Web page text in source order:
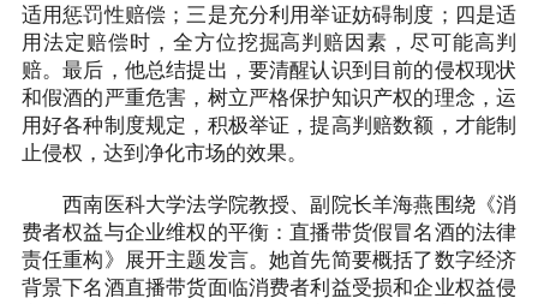
适用惩罚性赔偿；三是充分利用举证妨碍制度；四是适
用法定赔偿时，全方位挖掘高判赔因素，尽可能高判
赔。最后，他总结提出，要清醒认识到目前的侵权现状
和假酒的严重危害，树立严格保护知识产权的理念，运
用好各种制度规定，积极举证，提高判赔数额，才能制
止侵权，达到净化市场的效果。
西南医科大学法学院教授、副院长羊海燕围绕《消
费者权益与企业维权的平衡：直播带货假冒名酒的法律
责任重构》展开主题发言。她首先简要概括了数字经济
背景下名酒直播带货面临消费者利益受损和企业权益侵